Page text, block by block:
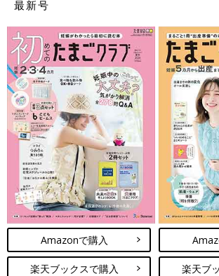
最新号
Amazonで購入
楽天ブックスで購入 楽天ブ